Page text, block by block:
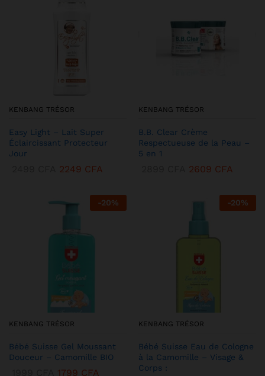
KENBANG TRÉSOR
Easy Light – Lait Super
Éclaircissant Protecteur
Jour
2249 CFA
KENBANG TRÉSOR
B.B. Clear Crème
Respectueuse de la Peau –
5 en 1
2609 CFA
-20%
KENBANG TRÉSOR
Bébé Suisse Gel Moussant
Douceur – Camomille BIO
1799 CFA
-20%
KENBANG TRÉSOR
Bébé Suisse Eau de Cologne
à la Camomille – Visage &
Corps :